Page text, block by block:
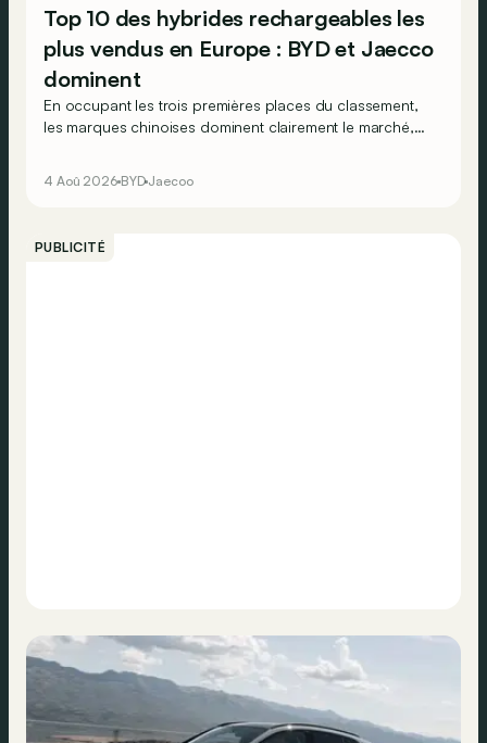
Top 10 des hybrides rechargeables les
plus vendus en Europe : BYD et Jaecco
dominent
En occupant les trois premières places du classement,
les marques chinoises dominent clairement le marché,
4 Aoû 2026 BYD Jaecoo
PUBLICITÉ